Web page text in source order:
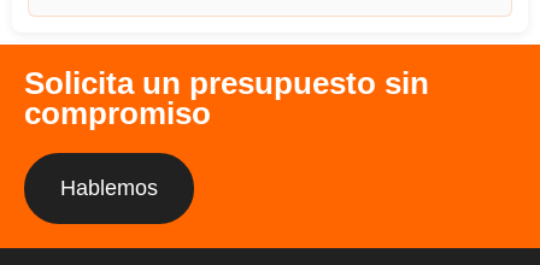
Solicita un presupuesto sin
compromiso
Hablemos